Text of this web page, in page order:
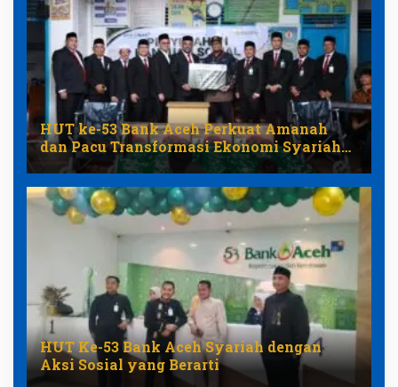
HUT ke-53 Bank Aceh Perkuat Amanah
dan Pacu Transformasi Ekonomi Syariah
Aceh
HUT Ke-53 Bank Aceh Syariah dengan
Aksi Sosial yang Berarti